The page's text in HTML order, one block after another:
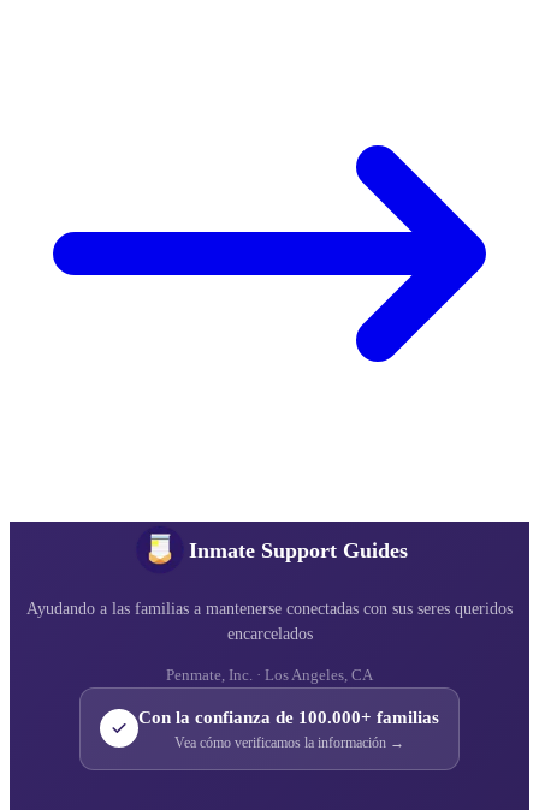
Inmate Support Guides
Ayudando a las familias a mantenerse conectadas con sus seres queridos
encarcelados
Penmate, Inc. · Los Angeles, CA
Con la confianza de 100.000+ familias
Vea cómo verificamos la información →